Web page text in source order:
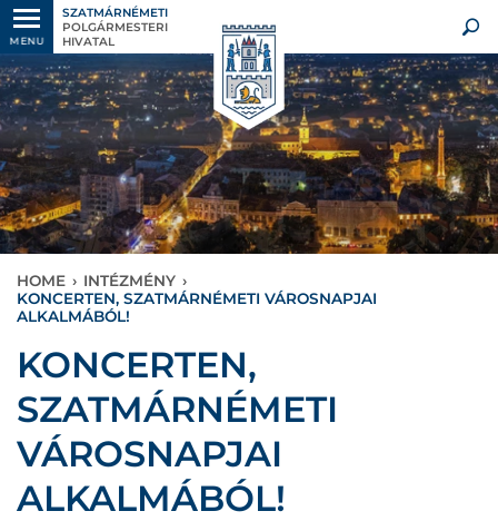
MENU
SZATMÁRNÉMETI
POLGÁRMESTERI
HIVATAL
HOME › INTÉZMÉNY ›
KONCERTEN, SZATMÁRNÉMETI VÁROSNAPJAI
ALKALMÁBÓL!
KONCERTEN,
SZATMÁRNÉMETI
VÁROSNAPJAI
ALKALMÁBÓL!